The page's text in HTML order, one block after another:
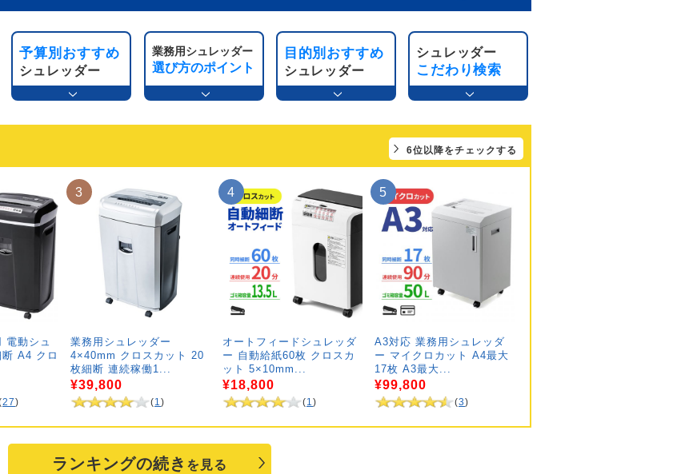
予算別おすすめ
シュレッダー
業務用シュレッダー
選び方のポイント
目的別おすすめ
シュレッダー
シュレッダー
こだわり検索
6位以降をチェックする
電動シュ
A4 クロ
27)
3
業務用シュレッダー
4×40mm クロスカット 20
枚細断 連続稼働1...
¥39,800
(1 )
4
オートフィードシュレッダ
ー 自動給紙60枚 クロスカ
ット 5×10mm...
¥18,800
(1 )
5
A3対応 業務用シュレッダ
ー マイクロカット A4最大
17枚 A3最大...
¥99,800
(3)
ランキングの続き を見る